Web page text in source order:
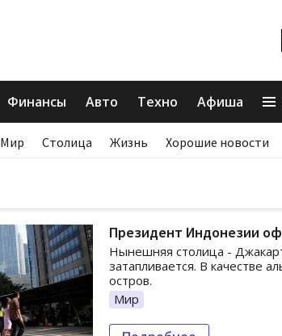
Финансы Авто Техно Афиша
Мир Столица Жизнь Хорошие новости
Президент Индонезии
Нынешняя столица -
затапливается. В качестве
остров.
Мир